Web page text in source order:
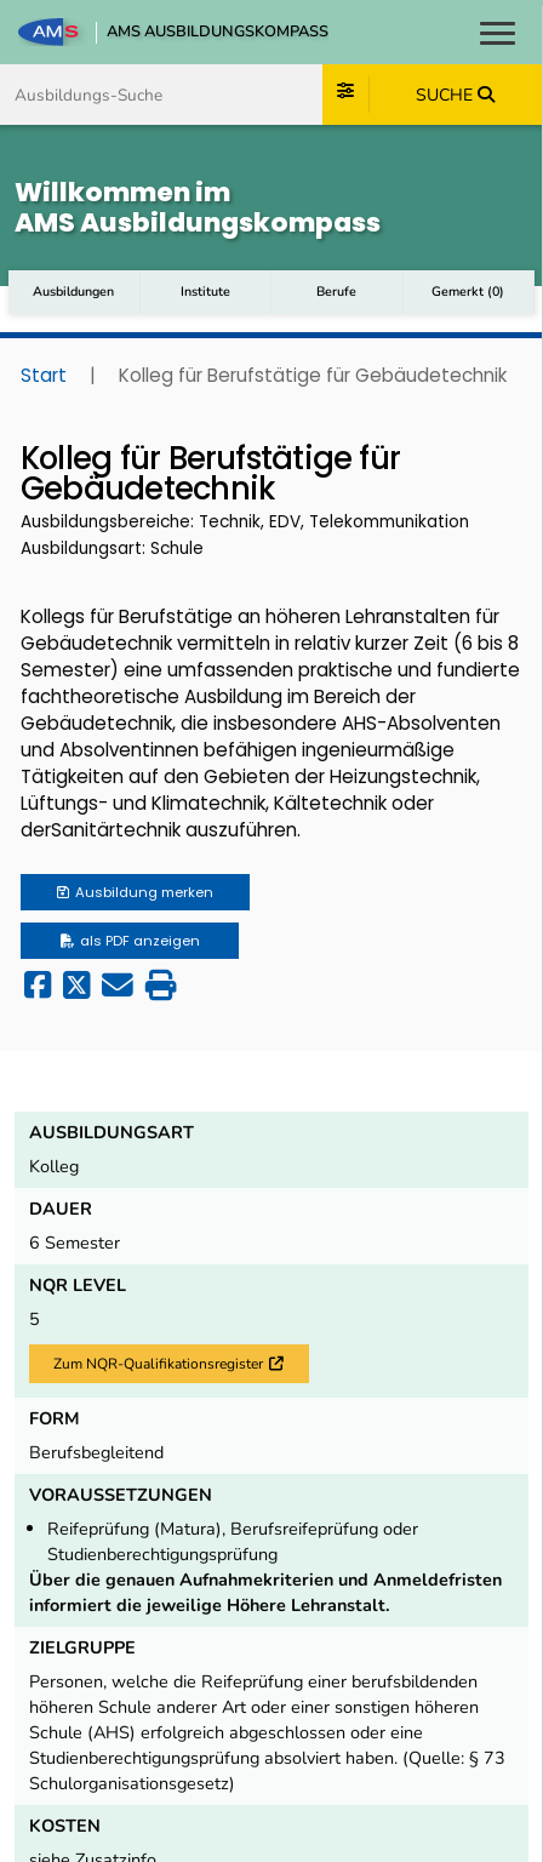
AMS AUSBILDUNGSKOMPASS
SUCHE
Willkommen im
AMS Ausbildungskompass
Ausbildungen Institute Berufe Gemerkt (0)
Start | Kolleg für Berufstätige für Gebäudetechnik
Kolleg für Berufstätige für
Gebäudetechnik
Ausbildungsbereiche: Technik, EDV, Telekommunikation
Ausbildungsart: Schule
Kollegs für Berufstätige an höheren Lehranstalten für
Gebäudetechnik vermitteln in relativ kurzer Zeit (6 bis 8
Semester) eine umfassenden praktische und fundierte
fachtheoretische Ausbildung im Bereich der
Gebäudetechnik, die insbesondere AHS-Absolventen
und Absolventinnen befähigen ingenieurmäßige
Tätigkeiten auf den Gebieten der Heizungstechnik,
Lüftungs- und Klimatechnik, Kältetechnik oder
derSanitärtechnik auszuführen.
Ausbildung merken
als PDF anzeigen
AUSBILDUNGSART
Kolleg
DAUER
6 Semester
NQR LEVEL
5
Zum NQR-Qualifikationsregister Externer Link
FORM
Berufsbegleitend
VORAUSSETZUNGEN
Reifeprüfung (Matura), Berufsreifeprüfung oder
Studienberechtigungsprüfung
Über die genauen Aufnahmekriterien und Anmeldefristen
informiert die jeweilige Höhere Lehranstalt.
ZIELGRUPPE
Personen, welche die Reifeprüfung einer berufsbildenden
höheren Schule anderer Art oder einer sonstigen höheren
Schule (AHS) erfolgreich abgeschlossen oder eine
Studienberechtigungsprüfung absolviert haben. (Quelle: § 73
Schulorganisationsgesetz)
KOSTEN